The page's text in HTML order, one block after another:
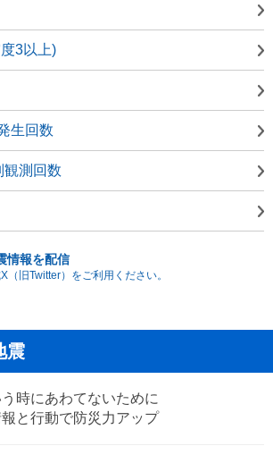
3以上)
生回数
観測回数
情報を配信
（旧Twitter）をご利用ください。
震
時にあわてないために
と行動で防災力アップ